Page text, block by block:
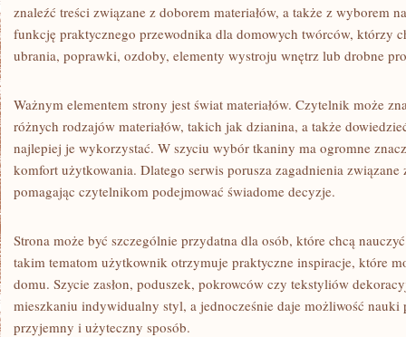
znaleźć treści związane z doborem materiałów, a także z wyborem
funkcję praktycznego przewodnika dla domowych twórców, którzy
ubrania, poprawki, ozdoby, elementy wystroju wnętrz lub drobne
Ważnym elementem strony jest świat materiałów. Czytelnik może
różnych rodzajów materiałów, takich jak dzianina, a także
najlepiej je wykorzystać. W szyciu wybór tkaniny ma ogromne
komfort użytkowania. Dlatego serwis porusza zagadnienia związane
pomagając czytelnikom podejmować świadome decyzje.
Strona może być szczególnie przydatna dla osób, które chcą
takim tematom użytkownik otrzymuje praktyczne inspiracje, które
domu. Szycie zasłon, poduszek, pokrowców czy tekstyliów
mieszkaniu indywidualny styl, a jednocześnie daje możliwość nauki
przyjemny i użyteczny sposób.